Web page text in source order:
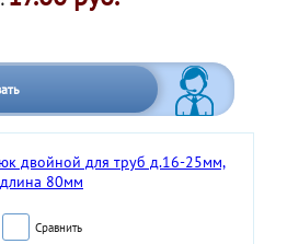
Сравнить